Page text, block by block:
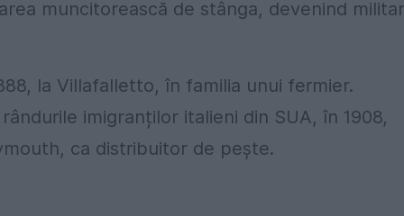
muncitorească de stânga, devenind
la Villafalletto, în familia unui fermier.
imigranților italieni din SUA, în 1908,
ca distribuitor de pește.